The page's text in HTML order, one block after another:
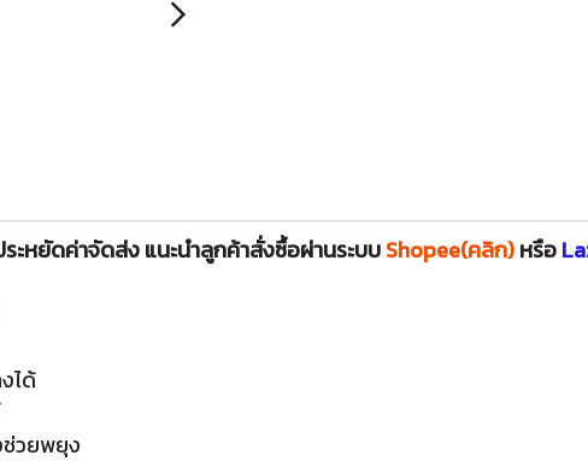
ะหยัดค่าจัดส่ง แนะนำลูกค้าสั่งซื้อผ่านระบบShopee(คลิก)หรือ
ได้
วยพยุง